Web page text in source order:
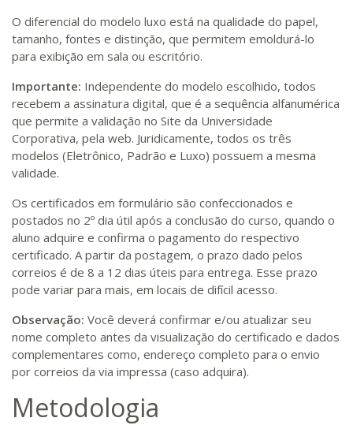
O diferencial do modelo luxo está na qualidade do papel,
tamanho, fontes e distinção, que permitem emoldurá-lo
para exibição em sala ou escritório.
Importante: Independente do modelo escolhido, todos
recebem a assinatura digital, que é a sequência alfanumérica
que permite a validação no Site da Universidade
Corporativa, pela web. Juridicamente, todos os três
modelos (Eletrônico, Padrão e Luxo) possuem a mesma
validade.
Os certificados em formulário são confeccionados e
postados no 2º dia útil após a conclusão do curso, quando o
aluno adquire e confirma o pagamento do respectivo
certificado. A partir da postagem, o prazo dado pelos
correios é de 8 a 12 dias úteis para entrega. Esse prazo
pode variar para mais, em locais de difícil acesso.
Observação: Você deverá confirmar e/ou atualizar seu
nome completo antes da visualização do certificado e dados
complementares como, endereço completo para o envio
por correios da via impressa (caso adquira).
Metodologia